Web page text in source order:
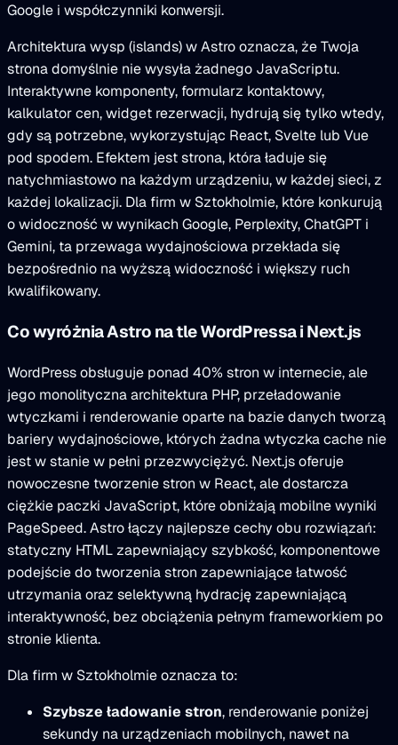
Google i współczynniki konwersji.
Architektura wysp (islands) w Astro oznacza, że Twoja
strona domyślnie nie wysyła żadnego JavaScriptu.
Interaktywne komponenty, formularz kontaktowy,
kalkulator cen, widget rezerwacji, hydrują się tylko wtedy,
gdy są potrzebne, wykorzystując React, Svelte lub Vue
pod spodem. Efektem jest strona, która ładuje się
natychmiastowo na każdym urządzeniu, w każdej sieci, z
każdej lokalizacji. Dla firm w Sztokholmie, które konkurują
o widoczność w wynikach Google, Perplexity, ChatGPT i
Gemini, ta przewaga wydajnościowa przekłada się
bezpośrednio na wyższą widoczność i większy ruch
kwalifikowany.
Co wyróżnia Astro na tle WordPressa i Next.js
WordPress obsługuje ponad 40% stron w internecie, ale
jego monolityczna architektura PHP, przeładowanie
wtyczkami i renderowanie oparte na bazie danych tworzą
bariery wydajnościowe, których żadna wtyczka cache nie
jest w stanie w pełni przezwyciężyć. Next.js oferuje
nowoczesne tworzenie stron w React, ale dostarcza
ciężkie paczki JavaScript, które obniżają mobilne wyniki
PageSpeed. Astro łączy najlepsze cechy obu rozwiązań:
statyczny HTML zapewniający szybkość, komponentowe
podejście do tworzenia stron zapewniające łatwość
utrzymania oraz selektywną hydrację zapewniającą
interaktywność, bez obciążenia pełnym frameworkiem po
stronie klienta.
Dla firm w Sztokholmie oznacza to:
Szybsze ładowanie stron, renderowanie poniżej
sekundy na urządzeniach mobilnych, nawet na